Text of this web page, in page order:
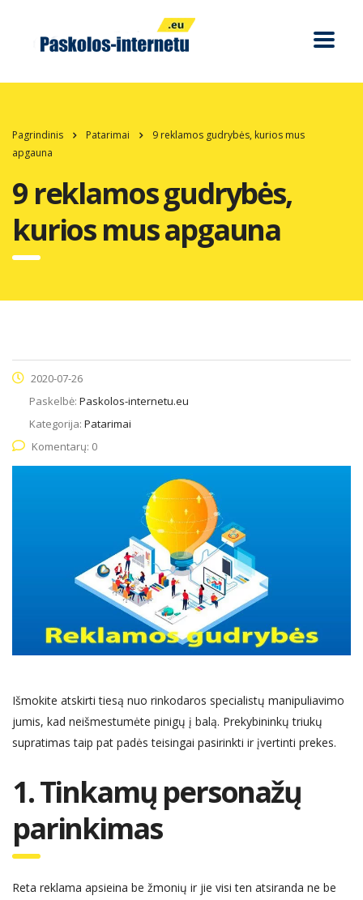
Pagrindinis Patarimai
9 reklamos gudrybės, kurios mus
apgauna
9 reklamos gudrybės,
kurios mus apgauna
2020-07-26
Paskelbė: Paskolos-internetu.eu
Kategorija: Patarimai
Komentarų: 0
Išmokite atskirti tiesą nuo rinkodaros specialistų manipuliavimo
jumis, kad neišmestumėte pinigų į balą. Prekybininkų triukų
supratimas taip pat padės teisingai pasirinkti ir įvertinti prekes.
1. Tinkamų personažų
parinkimas
Reta reklama apsieina be žmonių ir jie visi ten atsiranda ne be